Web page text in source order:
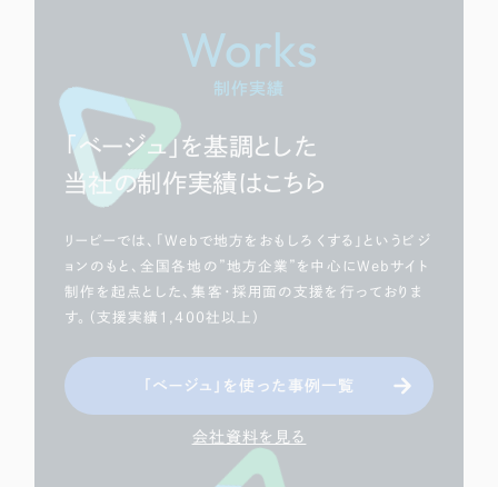
Works
制作実績
「ベージュ」を基調とした
当社の制作実績はこちら
リーピーでは、「Webで地方をおもしろくする」というビジ
ョンのもと、全国各地の”地方企業”を中心にWebサイト
制作を起点とした、集客・採用面の支援を行っておりま
す。（支援実績1,400社以上）
「ベージュ」を使った事例一覧
会社資料を見る